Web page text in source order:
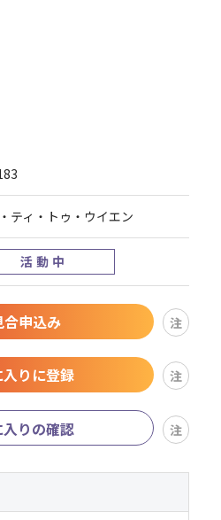
ティ・トゥ・ウイエン
活動中
合申込み 注
りに登録 注
りの確認 注